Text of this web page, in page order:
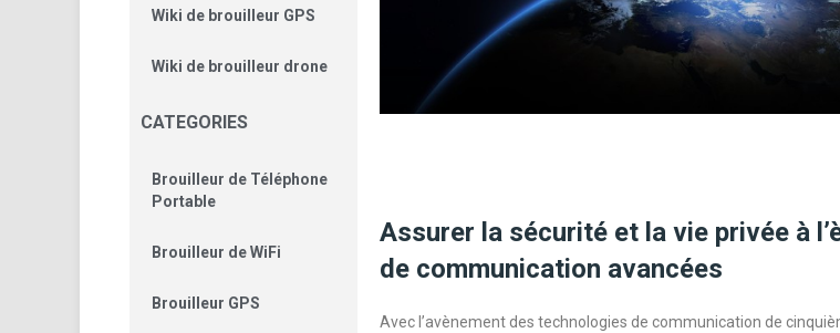
Wiki de brouilleur GPS
Wiki de brouilleur drone
CATEGORIES
Brouilleur de Téléphone
Portable
Brouilleur de WiFi
Brouilleur GPS
Assurer la sécurité et la vie privée à
de communication avancées
Avec l’avènement des technologies de communication de